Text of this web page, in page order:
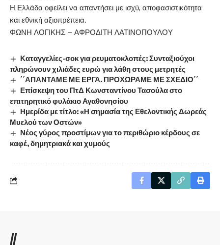
Η Ελλάδα οφείλει να απαντήσει με ισχύ, αποφασιστικότητα
και εθνική αξιοπρέπεια.
ΦΩΝΗ ΛΟΓΙΚΗΣ – ΑΦΡΟΔΙΤΗ ΛΑΤΙΝΟΠΟΥΛΟΥ
Καταγγελίες-σοκ για ρευματοκλοπές: Συνταξιούχοι
πληρώνουν χιλιάδες ευρώ για λάθη στους μετρητές
΄΄ΑΠΑΝΤΑΜΕ ΜΕ ΕΡΓΑ. ΠΡΟΧΩΡΑΜΕ ΜΕ ΣΧΕΔΙΟ΄΄
Επίσκεψη του ΠτΔ Κωνσταντίνου Τασούλα στο
επιτηρητικό φυλάκιο Αγαθονησίου
Ημερίδα με τίτλο: «Η σημασία της Εθελοντικής Δωρεάς
Μυελού των Οστών»
Νέος γύρος προστίμων για το περιθώριο κέρδους σε
καφέ, δημητριακά και χυμούς
//